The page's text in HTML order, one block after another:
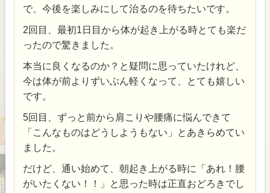
で、今後を楽しみにして治るのを待ちたいです。
2回目、最初1日目から体が起き上がる時とても楽だ
ったので驚きました。
本当に良くなるのか？と疑問に思っていたけれど、
今は体が前よりずいぶん軽くなって、とても嬉しい
です。
5回目、ずっと前から肩こりや腰痛に悩んできて
「こんなものはどうしようもない」とあきらめてい
ました。
だけど、通い始めて、朝起き上がる時に「あれ！腰
がいたくない！！」と思った時は正直おどろきでし